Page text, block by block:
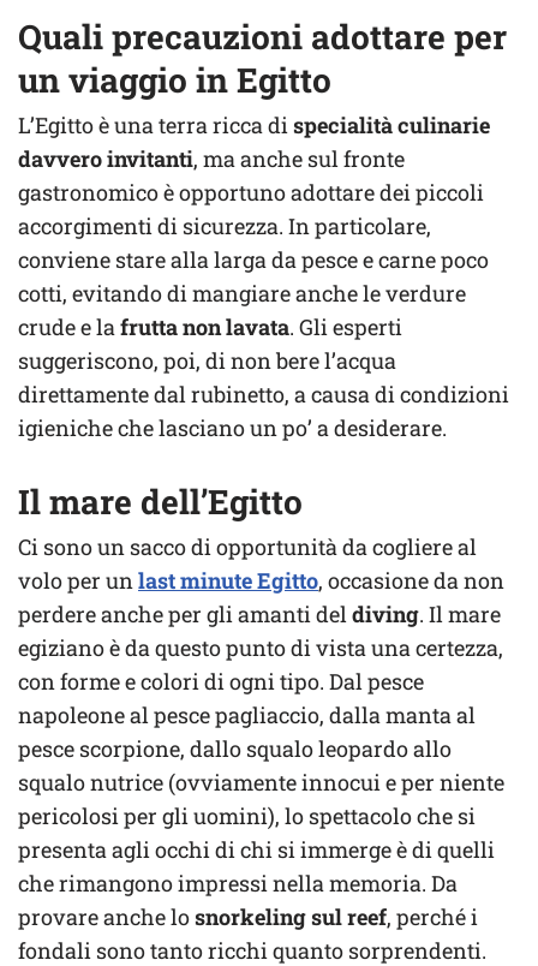
Quali precauzioni adottare per
un viaggio in Egitto
L’Egitto è una terra ricca dispecialità culinarie
davvero invitanti, ma anche sul fronte
gastronomico è opportuno adottare dei piccoli
accorgimenti di sicurezza. In particolare,
conviene stare alla larga da pesce e carne poco
cotti, evitando di mangiare anche le verdure
crude e lafrutta non lavata. Gli esperti
suggeriscono, poi, di non bere l’acqua
direttamente dal rubinetto, a causa di condizioni
igieniche che lasciano un po’ a desiderare.
Il mare dell’Egitto
Ci sono un sacco di opportunità da cogliere al
volo per unlast minute Egitto, occasione da non
perdere anche per gli amanti deldiving. Il mare
egiziano è da questo punto di vista una certezza,
con forme e colori di ogni tipo. Dal pesce
napoleone al pesce pagliaccio, dalla manta al
pesce scorpione, dallo squalo leopardo allo
squalo nutrice (ovviamente innocui e per niente
pericolosi per gli uomini), lo spettacolo che si
presenta agli occhi di chi si immerge è di quelli
che rimangono impressi nella memoria. Da
provare anche losnorkeling sul reef, perché i
fondali sono tanto ricchi quanto sorprendenti.